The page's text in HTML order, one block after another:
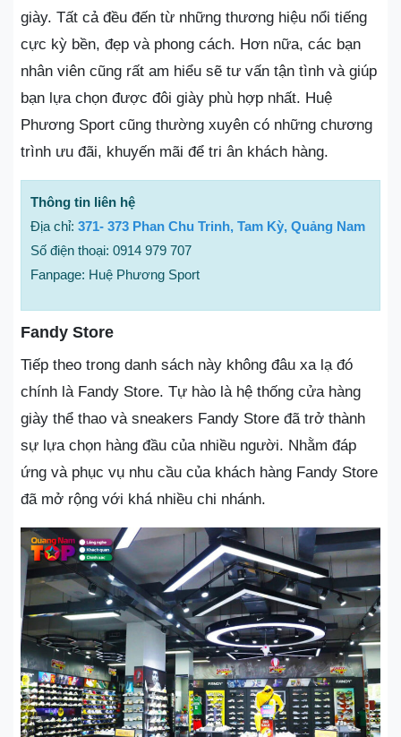
giày. Tất cả đều đến từ những thương hiệu nổi tiếng
cực kỳ bền, đẹp và phong cách. Hơn nữa, các bạn
nhân viên cũng rất am hiểu sẽ tư vấn tận tình và giúp
bạn lựa chọn được đôi giày phù hợp nhất. Huệ
Phương Sport cũng thường xuyên có những chương
trình ưu đãi, khuyến mãi để tri ân khách hàng.
Thông tin liên hệ
Địa chỉ: 371- 373 Phan Chu Trinh, Tam Kỳ, Quảng Nam
Số điện thoại: 0914 979 707
Fanpage: Huệ Phương Sport
Fandy Store
Tiếp theo trong danh sách này không đâu xa lạ đó
chính là Fandy Store. Tự hào là hệ thống cửa hàng
giày thể thao và sneakers Fandy Store đã trở thành
sự lựa chọn hàng đầu của nhiều người. Nhằm đáp
ứng và phục vụ nhu cầu của khách hàng Fandy Store
đã mở rộng với khá nhiều chi nhánh.